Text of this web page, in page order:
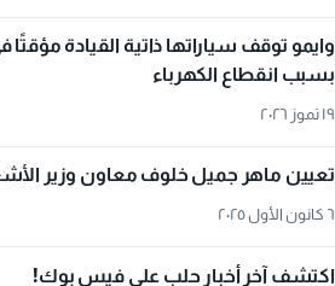
وايمو توقف سياراتها ذاتية القيادة
بسبب انقطاع الكهرباء
١٩ تموز ٢٠٢٦
تعيين ماهر جميل خلوف معاون وزير
٦ كانون الأول ٢٠٢٥
اكتشف آخر أخبار حلب على فيس بوك!